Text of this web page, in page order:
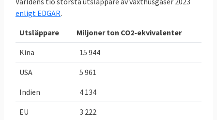
TABELL 2.
klimat och
energimål i
EU
30,2 Mt
enligt EDGAR.
Utsläppare
Miljoner ton CO2-ekvivalenter
Kina 15 944
USA 5 961
Indien 4 134
EU 3 222